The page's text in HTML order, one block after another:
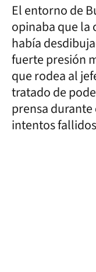
El entorno de
opinaba que la
había
fuerte presión
que rodea al
tratado de
prensa
intentos